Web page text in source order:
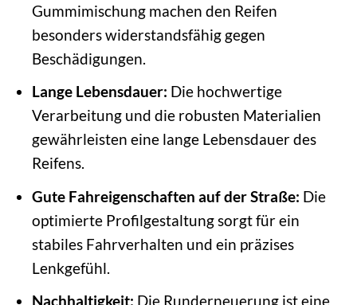
Gummimischung machen den Reifen
besonders widerstandsfähig gegen
Beschädigungen.
Lange Lebensdauer: Die hochwertige
Verarbeitung und die robusten Materialien
gewährleisten eine lange Lebensdauer des
Reifens.
Gute Fahreigenschaften auf der Straße: Die
optimierte Profilgestaltung sorgt für ein
stabiles Fahrverhalten und ein präzises
Lenkgefühl.
Nachhaltigkeit: Die Runderneuerung ist eine